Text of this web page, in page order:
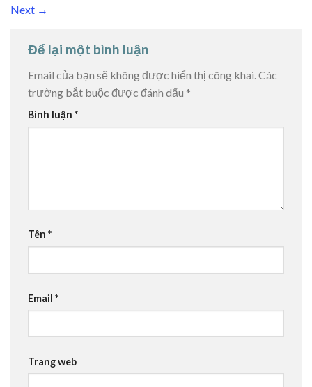
Next →
Để lại một bình luận
Email của bạn sẽ không được hiển thị công khai.Các
trường bắt buộc được đánh dấu *
Bình luận *
Tên *
Email *
Trang web